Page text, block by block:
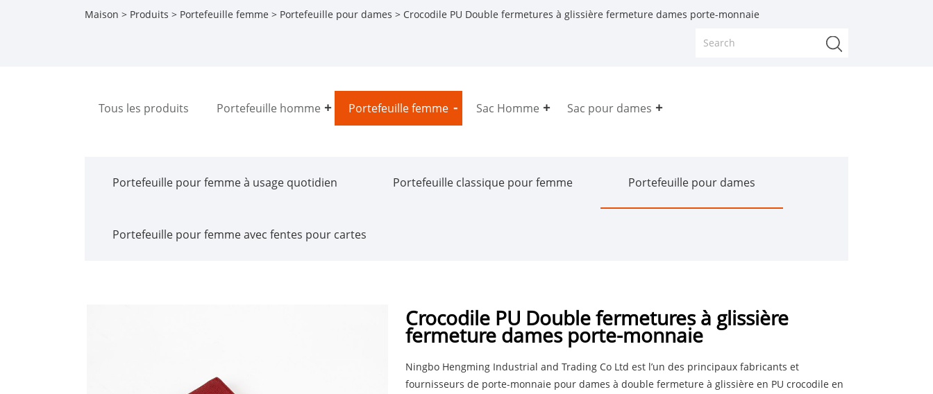
Maison > Produits > Portefeuille femme > Portefeuille pour dames > Crocodile PU Double fermetures à glissière fermeture dames porte-monnaie
Tous les produits Portefeuille homme Portefeuille femme Sac Homme Sac pour dames
Portefeuille pour femme à usage quotidien Portefeuille classique pour femme Portefeuille pour dames
Portefeuille pour femme avec fentes pour cartes
Crocodile PU Double fermetures à glissière
fermeture dames porte-monnaie
Ningbo Hengming Industrial and Trading Co Ltd est l’un des principaux fabricants et
fournisseurs de porte-monnaie pour dames à double fermeture à glissière en PU crocodile en